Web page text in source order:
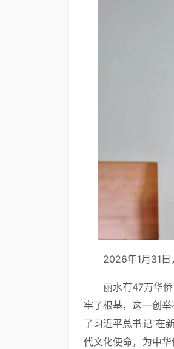
2026年1月31日
丽水有47万华
牢了根基，这一创
了习近平总书记“在
代文化使命，为中